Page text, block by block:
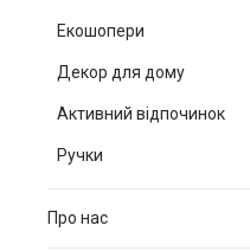
Екошопери
Декор для дому
Активний відпочинок
Ручки
Про нас